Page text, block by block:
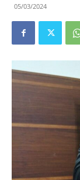
05/03/2024